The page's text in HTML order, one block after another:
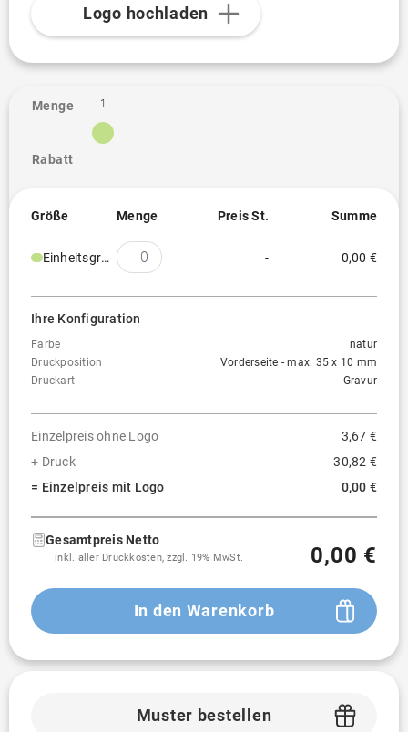
Logo hochladen
Menge
Rabatt
1
Größe Menge Preis St. Summe
Einheitsgröße - 0,00 €
Ihre Konfiguration
Farbe
natur
Druckposition
Vorderseite - max. 35 x 10 mm
Druckart
Gravur
Einzelpreis ohne Logo
3,67 €
+ Druck
30,82 €
= Einzelpreis mit Logo
0,00 €
Gesamtpreis Netto
inkl. aller Druckkosten, zzgl. 19% MwSt. 0,00 €
In den Warenkorb
Muster bestellen